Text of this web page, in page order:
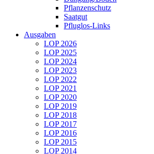
Pflanzenschutz
Saatgut
Pfluglos-Links
Ausgaben
LOP 2026
LOP 2025
LOP 2024
LOP 2023
LOP 2022
LOP 2021
LOP 2020
LOP 2019
LOP 2018
LOP 2017
LOP 2016
LOP 2015
LOP 2014